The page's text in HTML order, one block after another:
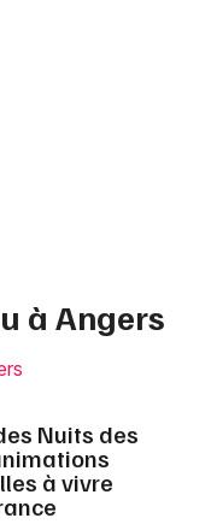
à Angers
Nuits des
à vivre